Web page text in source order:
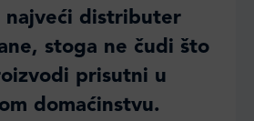
najveći distributer
stoga ne čudi što
prisutni u
domaćinstvu.